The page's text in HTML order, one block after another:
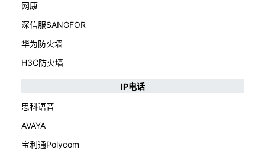
网康
深信服SANGFOR
华为防火墙
H3C防火墙
IP电话
思科语音
AVAYA
宝利通Polycom